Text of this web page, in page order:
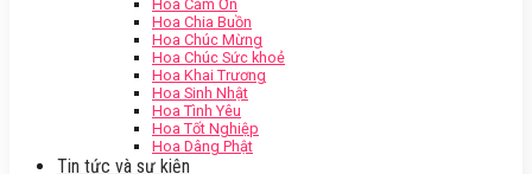
Hoa Cảm Ơn
Hoa Chia Buồn
Hoa Chúc Mừng
Hoa Chúc Sức khoẻ
Hoa Khai Trương
Hoa Sinh Nhật
Hoa Tình Yêu
Hoa Tốt Nghiệp
Hoa Dâng Phật
Tin tức và sự kiện